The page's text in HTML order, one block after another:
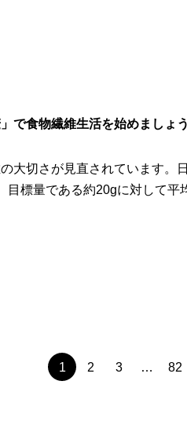
」で食物繊維生活を始めましょう
大切さが見直されています。
目標量である約20gに対して平
1 2 3 … 82